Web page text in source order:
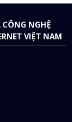
NGHỆ
VIỆT NAM